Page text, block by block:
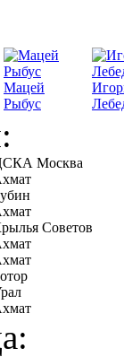
Мацей
Рыбус
Москва
Советов